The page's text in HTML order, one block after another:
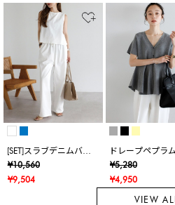
[SET]スラブデニムバッ
クオープンタンクトッ
プ×スラブデニムイージ
¥10,560
¥9,504
ドレープペプラム
ニットカーデ
¥5,280
¥4,950
VIEW ALL